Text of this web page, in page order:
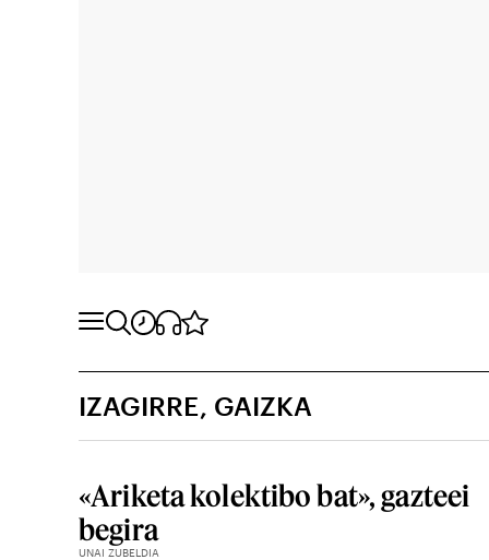
IZAGIRRE, GAIZKA
«Ariketa kolektibo bat», gazteei
begira
UNAI ZUBELDIA